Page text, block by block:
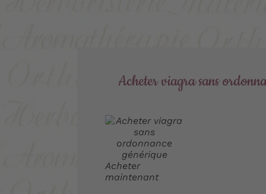
Acheter viagra sans
Acheter
maintenant